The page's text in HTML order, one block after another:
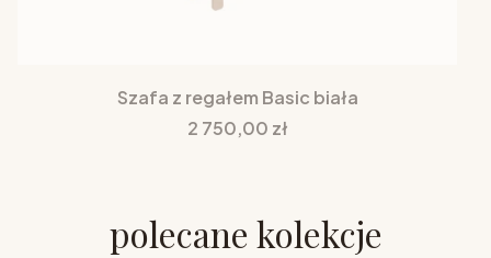
Szafa z regałem Basic biała
Cena
2 750,00 zł
polecane kolekcje